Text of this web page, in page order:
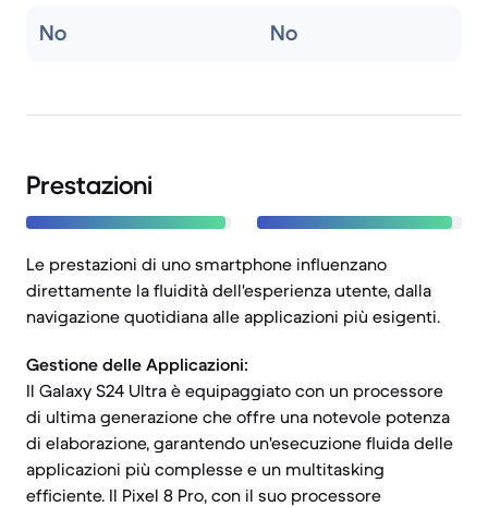
No No
Prestazioni
Le prestazioni di uno smartphone influenzano
direttamente la fluidità dell'esperienza utente, dalla
navigazione quotidiana alle applicazioni più esigenti.
Gestione delle Applicazioni:
Il Galaxy S24 Ultra è equipaggiato con un processore
di ultima generazione che offre una notevole potenza
di elaborazione, garantendo un'esecuzione fluida delle
applicazioni più complesse e un multitasking
efficiente. Il Pixel 8 Pro, con il suo processore